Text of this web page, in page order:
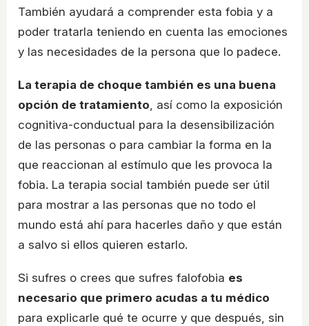
También ayudará a comprender esta fobia y a
poder tratarla teniendo en cuenta las emociones
y las necesidades de la persona que lo padece.
La terapia de choque también es una buena
opción de tratamiento, así como la exposición
cognitiva-conductual para la desensibilización
de las personas o para cambiar la forma en la
que reaccionan al estímulo que les provoca la
fobia. La terapia social también puede ser útil
para mostrar a las personas que no todo el
mundo está ahí para hacerles daño y que están
a salvo si ellos quieren estarlo.
Si sufres o crees que sufres falofobia es
necesario que primero acudas a tu médico
para explicarle qué te ocurre y que después, sin